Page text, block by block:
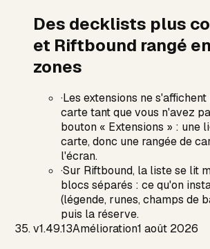
Des decklists plus
et Riftbound rangé
zones
·Les extensions ne
carte tant que vous n'avez
bouton « Extensions » : une
carte, donc une rangée de
l'écran.
·Sur Riftbound, la liste se lit
blocs séparés : ce qu'on
(légende, runes, champs de
puis la réserve.
v1.49.13Amélioration1 août 2026